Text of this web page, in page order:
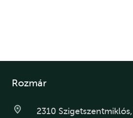
Rozmár
2310